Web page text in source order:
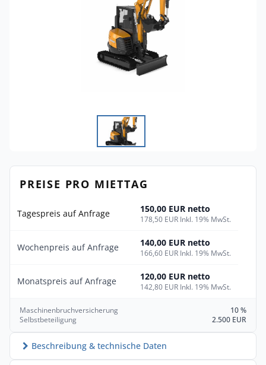
PREISE PRO MIETTAG
Tagespreis auf Anfrage 150,00 EUR netto
178,50 EUR Inkl. 19% MwSt.
Wochenpreis auf Anfrage 140,00 EUR netto
166,60 EUR Inkl. 19% MwSt.
Monatspreis auf Anfrage 120,00 EUR netto
142,80 EUR Inkl. 19% MwSt.
Maschinenbruchversicherung
10 %
Selbstbeteiligung
2.500 EUR
Beschreibung & technische Daten